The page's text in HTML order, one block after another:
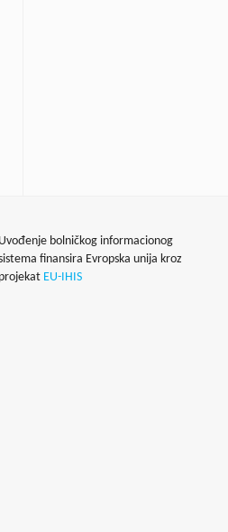
bolničkog informacionog
finansira Evropska unija kroz
EU-IHIS